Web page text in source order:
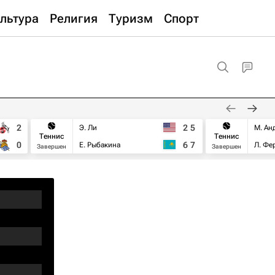
Религия Туризм Спорт
2
0
Теннис
Завершен
Э. Ли
Е. Рыбакина
2 5
6 7
Теннис
Завершен
М.
Л.